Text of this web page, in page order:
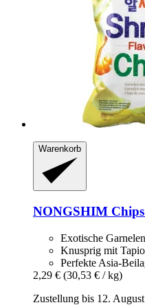
Warenkorb
NONGSHIM
Exotische
Knusprig mit
Perfekte Asia-
2,29 € (30,53 € / kg)
Zustellung bis 12. August